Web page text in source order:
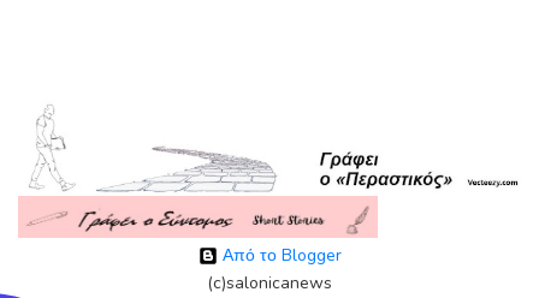
Από το Blogger
(c)salonicanews